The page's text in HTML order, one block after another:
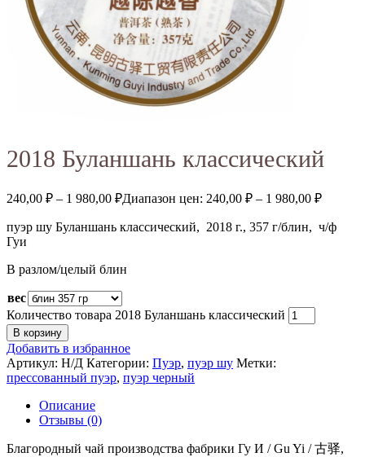
2018 Буланшань классический
240,00 ₽ – 1 980,00 ₽Диапазон цен: 240,00 ₽ – 1 980,00 ₽
пуэр шу Буланшань классический, 2018 г., 357 г/блин, ч/ф
Гуи
В разлом/целый блин
вес
Количество товара 2018 Буланшань классический
В корзину
Добавить в избранное
Артикул: Н/Д Категории: Пуэр, пуэр шу Метки:
прессованный пуэр, пуэр черный
Описание
Отзывы (0)
Благородный чай производства фабрики Гу И / Gu Yi / 古驿,